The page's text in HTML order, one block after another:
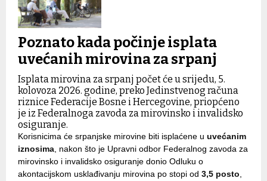
Poznato kada počinje isplata
uvećanih mirovina za srpanj
Isplata mirovina za srpanj počet će u srijedu, 5.
kolovoza 2026. godine, preko Jedinstvenog računa
riznice Federacije Bosne i Hercegovine, priopćeno
je iz Federalnoga zavoda za mirovinsko i invalidsko
osiguranje.
Korisnicima će srpanjske mirovine biti isplaćene u uvećanim
iznosima, nakon što je Upravni odbor Federalnog zavoda za
mirovinsko i invalidsko osiguranje donio Odluku o
akontacijskom usklađivanju mirovina po stopi od 3,5 posto,